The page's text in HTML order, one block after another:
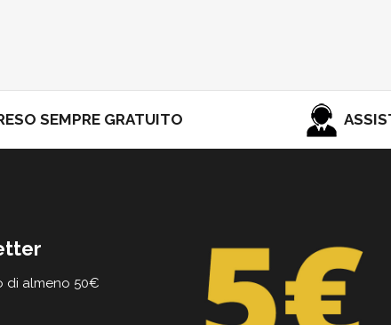
SEMPRE GRATUITO
di almeno 50€